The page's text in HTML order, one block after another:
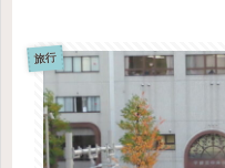
旅行